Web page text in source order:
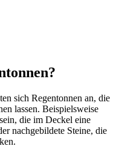
sich Regentonnen an, die
lassen. Beispielsweise
die im Deckel eine
nachgebildete Steine, die